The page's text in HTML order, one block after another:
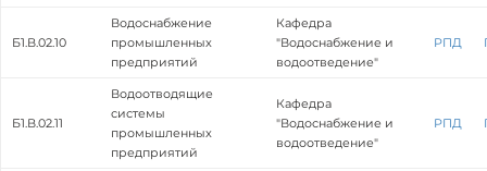
Б1.В.02.10
Водоснабжение
промышленных
предприятий
Кафедра
"Водоснабжение и
водоотведение"
РПД
Б1.В.02.11
Водоотводящие
системы
промышленных
предприятий
Кафедра
"Водоснабжение и
водоотведение"
РПД